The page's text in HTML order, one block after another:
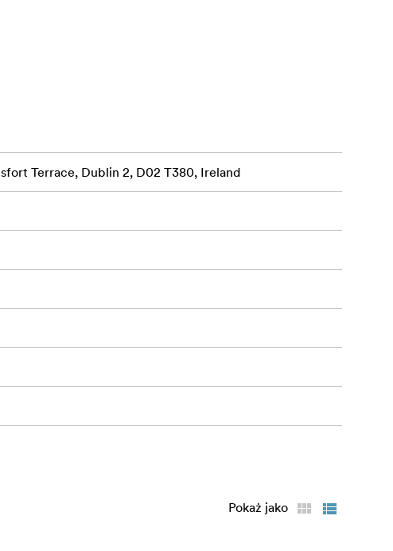
Terrace, Dublin 2, D02 T380, Ireland
Pokaż jako